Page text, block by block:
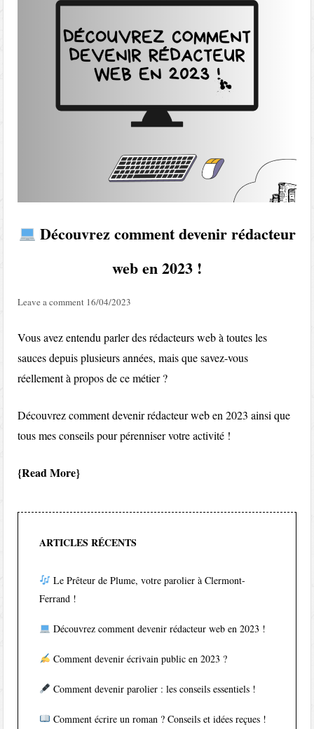
Découvrez comment devenir rédacteur
web en 2023 !
Leave a comment 16/04/2023
Vous avez entendu parler des rédacteurs web à toutes les
sauces depuis plusieurs années, mais que savez-vous
réellement à propos de ce métier ?
Découvrez comment devenir rédacteur web en 2023 ainsi que
tous mes conseils pour pérenniser votre activité !
Read More
ARTICLES RÉCENTS
Le Prêteur de Plume, votre parolier à Clermont-
Ferrand !
Découvrez comment devenir rédacteur web en 2023 !
Comment devenir écrivain public en 2023 ?
Comment devenir parolier : les conseils essentiels !
Comment écrire un roman ? Conseils et idées reçues !